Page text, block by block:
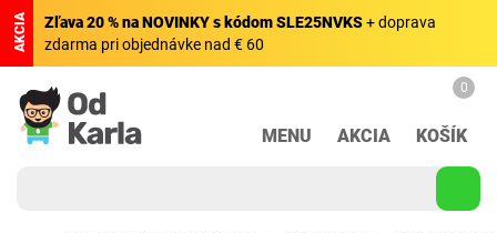
AKCIA Zľava 20 % na NOVINKY s kódom SLE25NVKS+ doprava
zdarma pri objednávke nad € 60
MENU AKCIA
0
KOŠÍK